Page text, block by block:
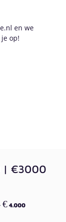
en we
op!
| €3000
€ 4.000